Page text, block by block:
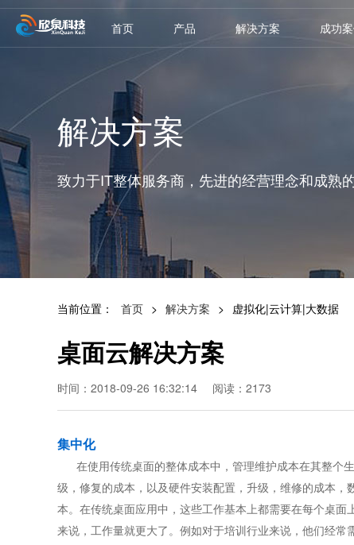
首页 产品 解决方案 成功
解决方案
致力于IT整体服务商，先进的经营理念和成熟
当前位置： 首页 > 解决方案 > 虚拟化|云计算|大数据
桌面云解决方案
时间：2018-09-26 16:32:14 阅读：2173
集中化
在使用传统桌面的整体成本中，管理维护成本在其整个
级，修复的成本，以及硬件安装配置，升级，维修的成本
本。在传统桌面应用中，这些工作基本上都需要在每个桌
来说，工作量就更大了。例如对于培训行业来说，他们经